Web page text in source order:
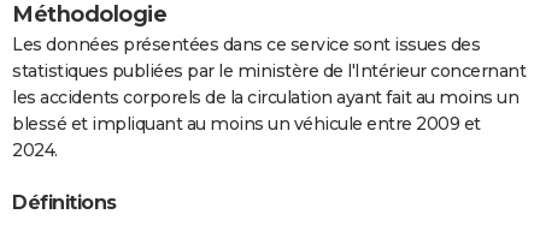
FORUM
Bricolage
Television
Méthodologie
Les données présentées dans ce service sont issues des
statistiques publiées par le ministère de l'Intérieur concernant
les accidents corporels de la circulation ayant fait au moins un
blessé et impliquant au moins un véhicule entre 2009 et
2024.
Définitions